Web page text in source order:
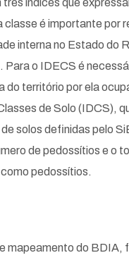
índices que
é importante
interna no Estado
o IDECS é
do território por ela
de Solo (IDCS),
solos definidas pelo
de pedossítios e
pedossítios.
mapeamento do